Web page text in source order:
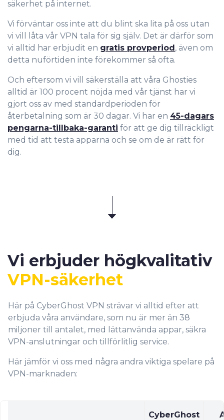
säkerhet på internet.
Vi förväntar oss inte att du blint ska lita på oss utan
vi vill låta vår VPN tala för sig själv. Det är därför som
vi alltid har erbjudit en gratis provperiod, även om
detta nuförtiden inte förekommer så ofta.
Och eftersom vi vill säkerställa att våra Ghosties
alltid är 100 procent nöjda med vår tjänst har vi
gjort oss av med standardperioden för
återbetalning som är 30 dagar. Vi har en 45-dagars
pengarna-tillbaka-garanti för att ge dig tillräckligt
med tid att testa apparna och se om de är rätt för
dig.
Vi erbjuder högkvalitativ
VPN-säkerhet
Här på CyberGhost VPN strävar vi alltid efter att
erbjuda våra användare, som nu är mer än 38
miljoner till antalet, med lättanvända appar, säkra
VPN-anslutningar och tillförlitlig service.
Här jämför vi oss med några andra viktiga spelare på
VPN-marknaden:
CyberGhost